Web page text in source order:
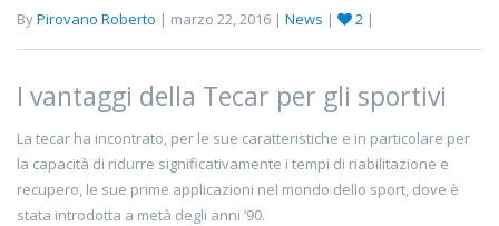
ByPirovano Roberto | marzo 22, 2016 | News | 2 |
I vantaggi della Tecar per gli sportivi
La tecar ha incontrato, per le sue caratteristiche e in particolare per
la capacità di ridurre significativamente i tempi di riabilitazione e
recupero, le sue prime applicazioni nel mondo dello sport, dove è
stata introdotta a metà degli anni ’90.